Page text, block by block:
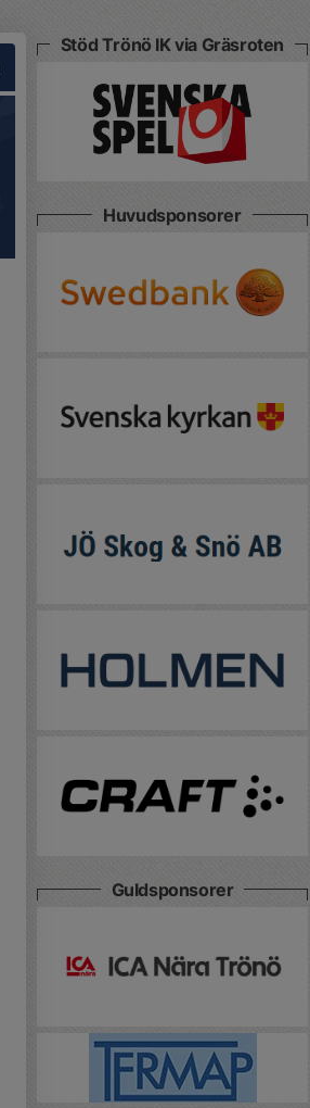
Stöd Trönö IK via Gräsroten
Huvudsponsorer
Guldsponsorer